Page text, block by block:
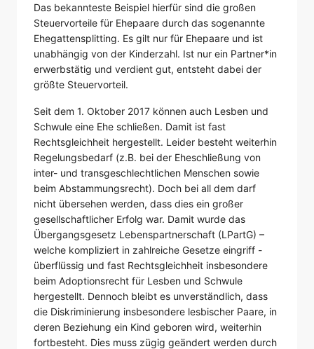
Das bekannteste Beispiel hierfür sind die großen
Steuervorteile für Ehepaare durch das sogenannte
Ehegattensplitting. Es gilt nur für Ehepaare und ist
unabhängig von der Kinderzahl. Ist nur ein Partner*in
erwerbstätig und verdient gut, entsteht dabei der
größte Steuervorteil.
Seit dem 1. Oktober 2017 können auch Lesben und
Schwule eine Ehe schließen. Damit ist fast
Rechtsgleichheit hergestellt. Leider besteht weiterhin
Regelungsbedarf (z.B. bei der Eheschließung von
inter- und transgeschlechtlichen Menschen sowie
beim Abstammungsrecht). Doch bei all dem darf
nicht übersehen werden, dass dies ein großer
gesellschaftlicher Erfolg war. Damit wurde das
Übergangsgesetz Lebenspartnerschaft (LPartG) –
welche kompliziert in zahlreiche Gesetze eingriff -
überflüssig und fast Rechtsgleichheit insbesondere
beim Adoptionsrecht für Lesben und Schwule
hergestellt. Dennoch bleibt es unverständlich, dass
die Diskriminierung insbesondere lesbischer Paare, in
deren Beziehung ein Kind geboren wird, weiterhin
fortbesteht. Dies muss zügig geändert werden durch